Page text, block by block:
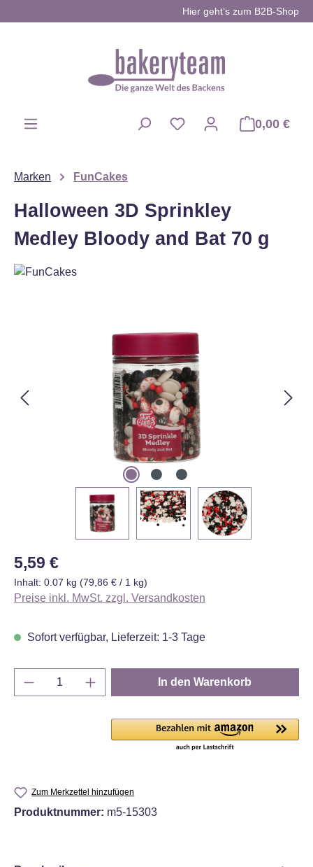
Hier geht’s zum B2B-Shop
0,00 €
Marken FunCakes
Halloween 3D Sprinkley
Medley Bloody and Bat 70 g
Regulärer Preis:
5,59 €
Inhalt: 0.07 kg (79,86 € / 1 kg)
Preise inkl. MwSt. zzgl. Versandkosten
Sofort verfügbar, Lieferzeit: 1-3 Tage
Produkt Anzahl: Gib den gewünschten
In den Warenkorb
Zum Merkzettel hinzufügen
Produktnummer: m5-15303